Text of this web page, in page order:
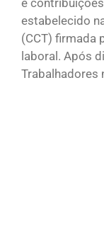
estabelecido
(CCT) firmada
laboral. Após
Trabalhadores